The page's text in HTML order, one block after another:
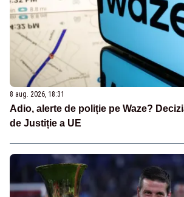
8 aug. 2026, 18:31
Adio, alerte de poliție pe Waze?
de Justiție a UE